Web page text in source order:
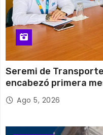
Seremi de
encabezó primera
retiro de cables en
Ago 5, 2026